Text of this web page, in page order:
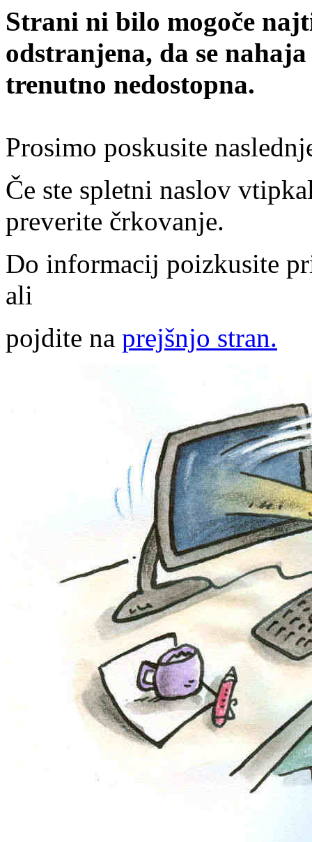
Strani ni bilo mogoče
odstranjena, da se
trenutno nedostopna.
Prosimo poskusite
Če ste spletni naslov
preverite črkovanje.
Do informacij poizkusite
ali
pojdite na prejšnjo stran.